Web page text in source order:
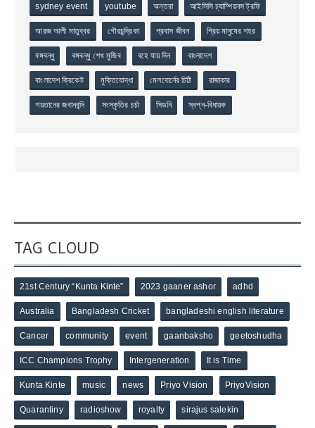
sydney event youtube অন্তরা আইসিসি চ্যাম্পিয়নস ট্রফি
আরজ আলী মাতুব্বর গৌরচন্দ্রিকা প্রবাস জীবন প্রিয় মানুষের শহর
বঙ্গবন্ধু বঙ্গবন্ধু শেখ মুজিব বহে যায় দিন বাংলাদেশ
বাংলাদেশ ক্রিকেট মুক্তিযোদ্ধা মেলবোর্নের চিঠি রাজাকার
শয়তানের জবানবন্দি সংস্কৃতির চর্চা সিডনি স্বপ্ন-বিধায়ক
TAG CLOUD
21st Century “Kunta Kinte” 2023 gaaner ashor adhd
Australia Bangladesh Cricket bangladeshi english literature
Cancer community event gaanbaksho geetoshudha
ICC Champions Trophy Intergeneration It is Time
Kunta Kinte music news Priyo Vision PriyoVision
Quarantiny radioshow royalty sirajus salekin